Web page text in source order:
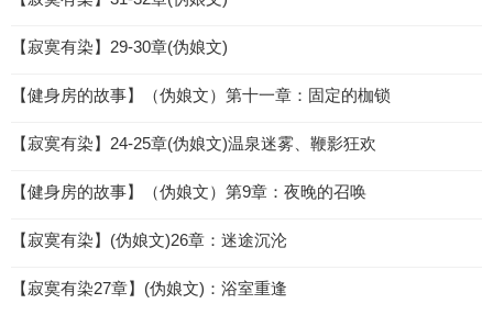
【寂寞有染】29-30章(伪娘文)
【健身房的故事】（伪娘文）第十一章：固定的枷锁
【寂寞有染】24-25章(伪娘文)温泉迷雾、鞭影狂欢
【健身房的故事】（伪娘文）第9章：夜晚的召唤
【寂寞有染】(伪娘文)26章：迷途沉沦
【寂寞有染27章】(伪娘文)：浴室重逢